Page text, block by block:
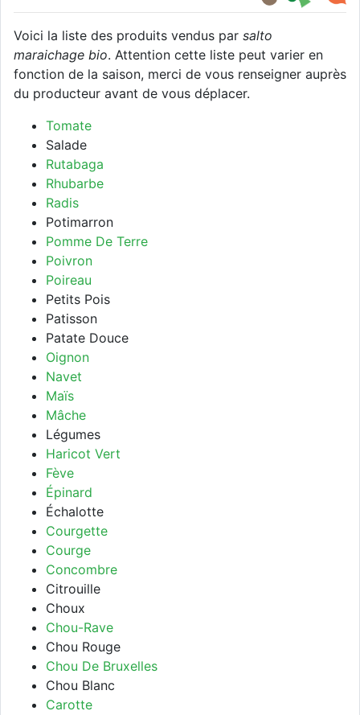
Voici la liste des produits vendus par salto
maraichage bio. Attention cette liste peut varier en
fonction de la saison, merci de vous renseigner auprès
du producteur avant de vous déplacer.
Tomate
Salade
Rutabaga
Rhubarbe
Radis
Potimarron
Pomme De Terre
Poivron
Poireau
Petits Pois
Patisson
Patate Douce
Oignon
Navet
Maïs
Mâche
Légumes
Haricot Vert
Fève
Épinard
Échalotte
Courgette
Courge
Concombre
Citrouille
Choux
Chou-Rave
Chou Rouge
Chou De Bruxelles
Chou Blanc
Carotte